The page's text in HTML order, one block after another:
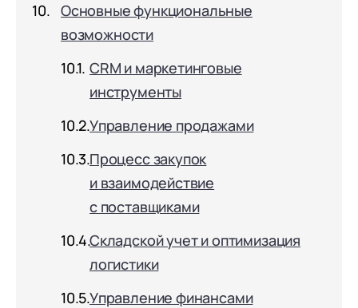
Основные функциональные
возможности
CRM и маркетинговые
инструменты
Управление продажами
Процесс закупок
и взаимодействие
с поставщиками
Складской учет и оптимизация
логистики
Управление финансами